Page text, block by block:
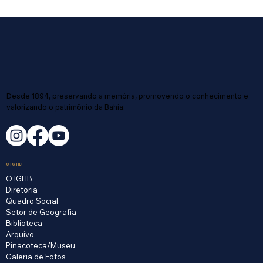
Desde 1894, preservando a memória, promovendo o conhecimento e
valorizando o patrimônio da Bahia.
O IGHB
O IGHB
Diretoria
Quadro Social
Setor de Geografia
Biblioteca
Arquivo
Pinacoteca/Museu
Galeria de Fotos